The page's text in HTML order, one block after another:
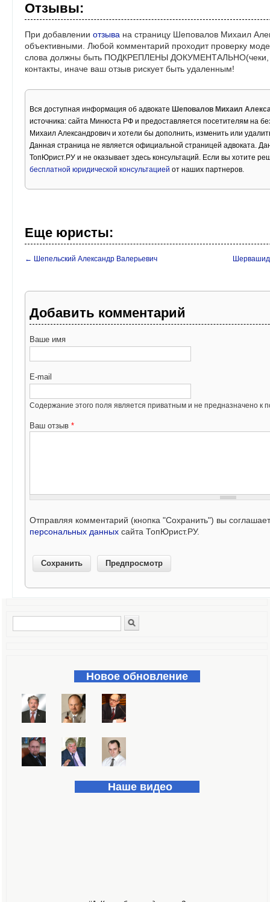
Отзывы:
При добавлении отзыва на страницу Шеповалов Михаил
объективными. Любой комментарий проходит проверку
слова должны быть ПОДКРЕПЛЕНЫ ДОКУМЕНТАЛЬНО(чеки,
контакты, иначе ваш отзыв рискует быть удаленным!
Вся доступная информация об адвокате Шеповалов Михаил
источника: сайта Минюста РФ и предоставляется посетителям на
Михаил Александрович и хотели бы дополнить, изменить или
Данная страница не является официальной страницей адвоката.
ТопЮрист.РУ и не оказывает здесь консультаций. Если вы хотите
бесплатной юридической консультацией от наших партнеров.
Еще юристы:
← Шепельский Александр Валерьевич
Добавить комментарий
Ваше имя
E-mail
Содержание этого поля является приватным и не предназначено к
Ваш отзыв *
Отправляя комментарий (кнопка "Сохранить") вы
персональных данных сайта ТопЮрист.РУ.
Форма поиска
Новое обновление
Наше видео